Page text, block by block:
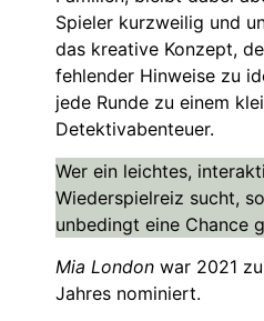
Spieler kurzweilig und
das kreative Konzept,
fehlender Hinweise zu
jede Runde zu einem
Detektivabenteuer.
Wer ein leichtes,
Wiederspielreiz sucht,
unbedingt eine Chance
Mia London war 2021
Jahres nominiert.